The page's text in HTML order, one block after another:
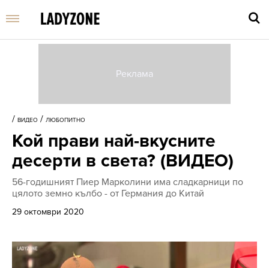
/ ВИДЕО / ЛЮБОПИТНО
Кой прави най-вкусните
десерти в света? (ВИДЕО)
56-годишният Пиер Марколини има сладкарници по
цялото земно кълбо - от Германия до Китай
29 октомври 2020